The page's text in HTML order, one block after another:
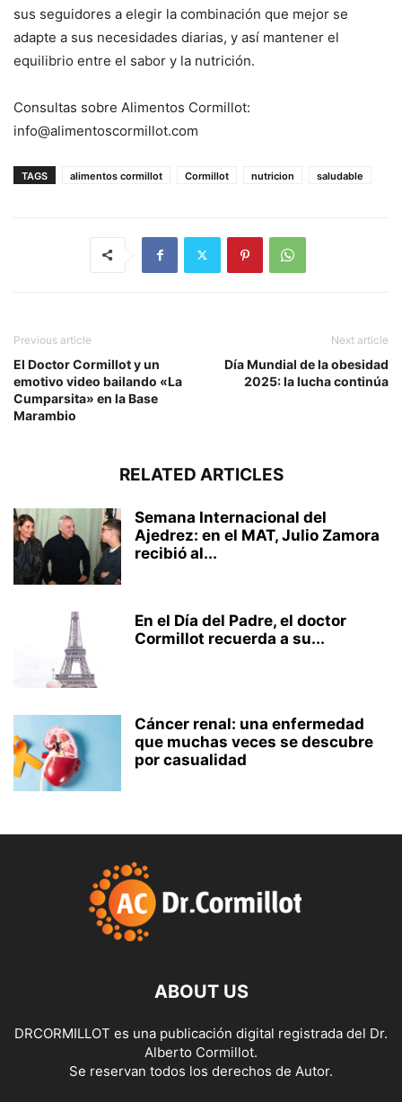
sus seguidores a elegir la combinación que mejor se
adapte a sus necesidades diarias, y así mantener el
equilibrio entre el sabor y la nutrición.
Consultas sobre Alimentos Cormillot:
info@alimentoscormillot.com
TAGS alimentos cormillot Cormillot nutricion saludable
Previous article
El Doctor Cormillot y un
emotivo video bailando «La
Cumparsita» en la Base
Marambio
Next article
Día Mundial de la obesidad
2025: la lucha continúa
RELATED ARTICLES
Semana Internacional del
Ajedrez: en el MAT, Julio Zamora
recibió al...
En el Día del Padre, el doctor
Cormillot recuerda a su...
Cáncer renal: una enfermedad
que muchas veces se descubre
por casualidad
ABOUT US
DRCORMILLOT es una publicación digital registrada del Dr.
Alberto Cormillot.
Se reservan todos los derechos de Autor.